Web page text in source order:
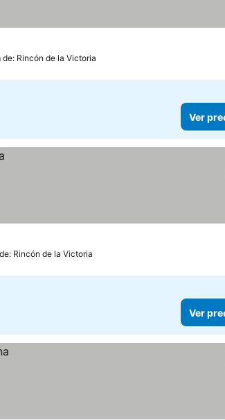
de: Rincón de la Victoria
Ver
Rincón de la Victoria
Ver